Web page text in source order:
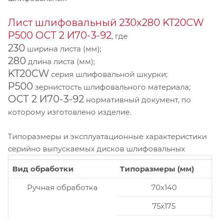
Лист шлифовальный 230х280 KT20CW
P500 ОСТ 2 И70-3-92, где
230 ширина листа (мм);
280 длина листа (мм);
KT20CW серия шлифовальной шкурки;
P500 зернистость шлифовального материала;
ОСТ 2 И70-3-92 нормативный документ, по
которому изготовлено изделие.
Типоразмеры и эксплуатационные характеристики
серийно выпускаемых дисков шлифовальных
Вид обработки
Типоразмеры (мм)
Ручная обработка
70x140
75x175